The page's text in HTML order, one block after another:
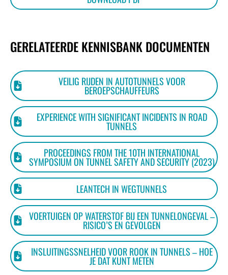
GERELATEERDE KENNISBANK DOCUMENTEN
VEILIG RIJDEN IN AUTOTUNNELS VOOR
BEROEPSCHAUFFEURS
EXPERIENCE WITH SIGNIFICANT INCIDENTS IN ROAD
TUNNELS
PROCEEDINGS FROM THE 10TH INTERNATIONAL
SYMPOSIUM ON TUNNEL SAFETY AND SECURITY (2023)
LEANTECH IN WEGTUNNELS
VOERTUIGEN OP WATERSTOF BIJ EEN TUNNELONGEVAL –
RISICO’S EN GEVOLGEN
INSLUITINGSSNELHEID VOOR ROOK IN TUNNELS – HOE
JE DAT KUNT METEN